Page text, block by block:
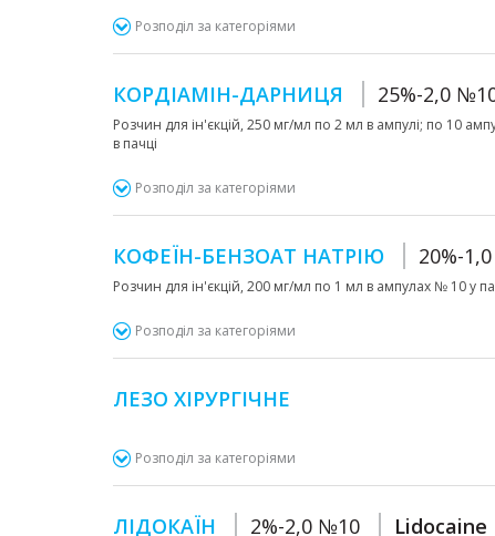
Розподіл за категоріями
КОРДІАМІН-ДАРНИЦЯ 25%-2,0
Розчин для ін'єкцій, 250 мг/мл по 2 мл в ампулі; по 10
в пачці
Розподіл за категоріями
КОФЕЇН-БЕНЗОАТ НАТРІЮ 20%-
Розчин для ін'єкцій, 200 мг/мл по 1 мл в ампулах № 10 у
Розподіл за категоріями
ЛЕЗО ХІРУРГІЧНЕ
Розподіл за категоріями
ЛІДОКАЇН 2%-2,0 №10 Lidocaine